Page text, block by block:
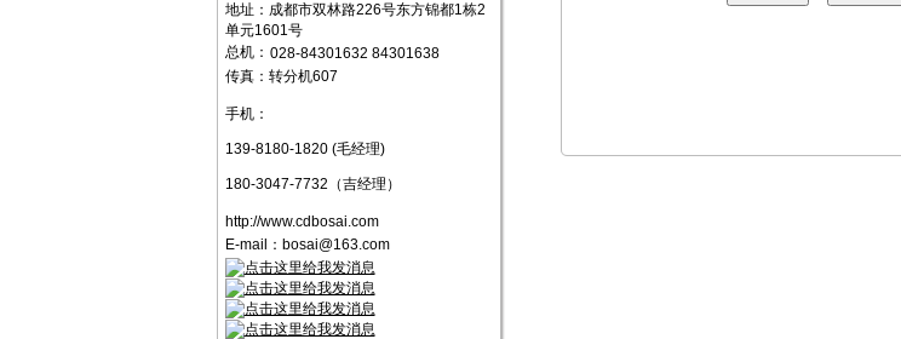
地址：成都市双林路226号东方锦都1栋2
单元1601号
总机： 028-84301632 84301638
传真：转分机607
手机：
139-8180-1820 (毛经理)
180-3047-7732（吉经理）
http://www.cdbosai.com
E-mail： bosai@163.com